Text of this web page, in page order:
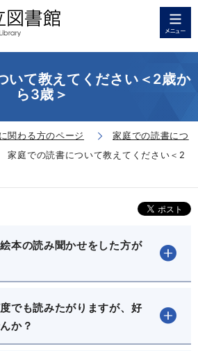
いて教えてください＜2歳か
ら3歳＞
関わる方のページ
家庭での読書につ
家庭での読書について教えてください＜2
本の読み聞かせをした方が
でも読みたがりますが、好
か？